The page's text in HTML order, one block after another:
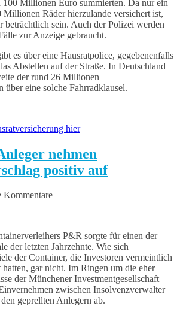
100 Millionen Euro summierten. Da nur ein
Räder hierzulande versichert ist,
sein. Auch der Polizei werden
zur Anzeige gebraucht.
es über eine Hausratpolice, gegebenenfalls
Abstellen auf der Straße. In Deutschland
der rund 26 Millionen
über eine solche Fahrradklausel.
hier
nehmen
positiv auf
P&R sorgte für einen der
der letzten Jahrzehnte. Wie sich
der Container, die Investoren vermeintlich
gar nicht. Im Ringen um die eher
der Münchener Investmentgesellschaft
zwischen Insolvenzverwalter
geprellten Anlegern ab.